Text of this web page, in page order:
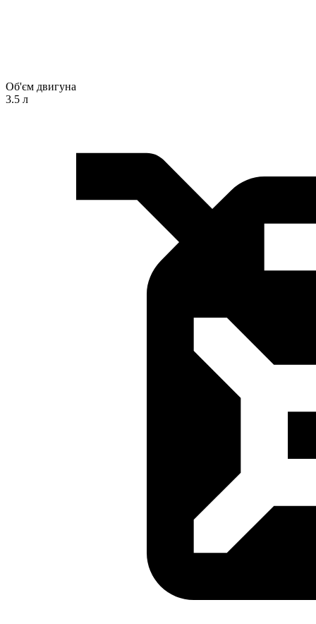
Об'єм двигуна
3.5 л